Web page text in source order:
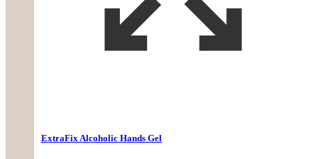
ExtraFix Alcoholic Hands Gel